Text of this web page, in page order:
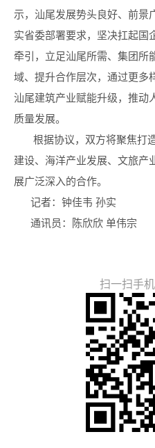
示，汕尾发展势头良好、前景
实省委部署要求，坚决扛起国
牵引，立足汕尾所需、集团所
域、提升合作层次，通过更多
汕尾建筑产业赋能升级，推动
质量发展。
根据协议，双方将聚焦打
建设、海洋产业发展、文旅产
展广泛深入的合作。
记者：钟佳韦 孙实
通讯员：陈欣欣 单伟宗
扫一扫手